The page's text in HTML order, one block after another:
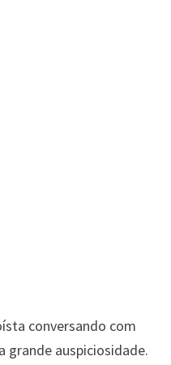
conversando com
grande auspiciosidade.